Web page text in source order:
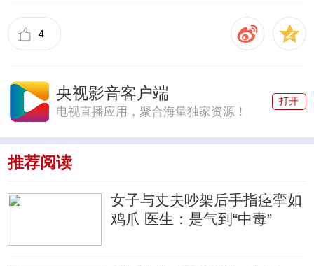
4
央视影音客户端
电视直播应用，聚合海量独家资源！
打开
推荐阅读
女子与丈夫吵架后手指痉挛如
鸡爪 医生：是气到“中毒”